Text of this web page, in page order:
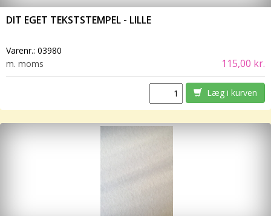
DIT EGET TEKSTSTEMPEL - LILLE
Varenr.: 03980
m. moms
115,00 kr.
Læg i kurven